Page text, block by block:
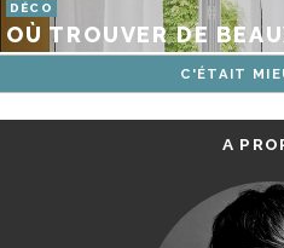
DÉCO
OÙ TROUVER DE
C'ÉTAIT
A